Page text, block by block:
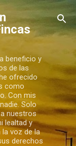
beneficio y
de las
ofrecido
como
Con mis
Solo
nuestros
lealtad y
voz de la
derechos